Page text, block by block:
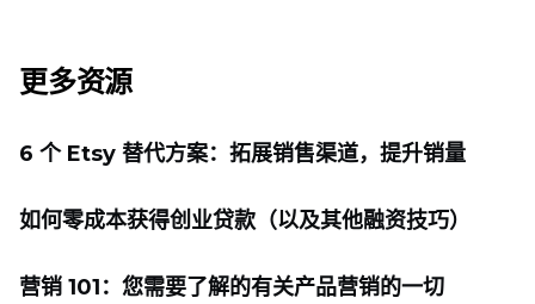
更多资源
6 个 Etsy 替代方案：拓展销售渠道，提升销量
如何零成本获得创业贷款（以及其他融资技巧）
营销 101：您需要了解的有关产品营销的一切